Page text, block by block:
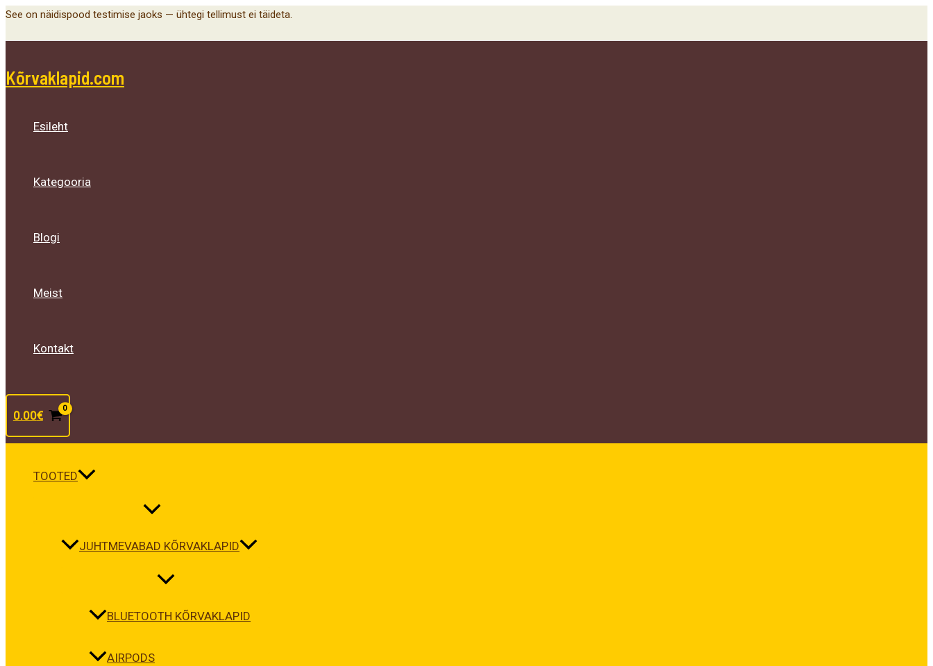
Skip
See on näidispood testimise jaoks — ühtegi tellimust ei täideta.
Kõrvaklapid.com
Esileht
Kategooria
Blogi
Meist
Kontakt
0.00€
TOOTED
Menu
Toggle
JUHTMEVABAD KÕRVAKLAPID
Menu
Toggle
BLUETOOTH KÕRVAKLAPID
AIRPODS
Menu
Toggle